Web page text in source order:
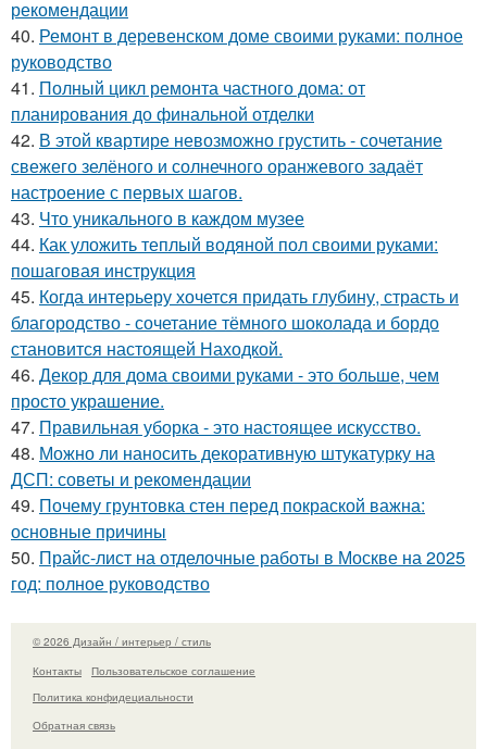
рекомендации
40. Ремонт в деревенском доме своими руками: полное
руководство
41. Полный цикл ремонта частного дома: от
планирования до финальной отделки
42. В этой квартире невозможно грустить - сочетание
свежего зелёного и солнечного оранжевого задаёт
настроение с первых шагов.
43. Что уникального в каждом музее
44. Как уложить теплый водяной пол своими руками:
пошаговая инструкция
45. Когда интерьеру хочется придать глубину, страсть и
благородство - сочетание тёмного шоколада и бордо
становится настоящей Находкой.
46. Декор для дома своими руками - это больше, чем
просто украшение.
47. Правильная уборка - это настоящее искусство.
48. Можно ли наносить декоративную штукатурку на
ДСП: советы и рекомендации
49. Почему грунтовка стен перед покраской важна:
основные причины
50. Прайс-лист на отделочные работы в Москве на 2025
год: полное руководство
© 2026 Дизайн / интерьер / стиль
Контакты
Пользовательское соглашение
Политика конфидециальности
Обратная связь